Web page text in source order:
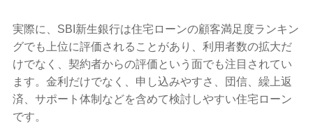
実際に、SBI新生銀行は住宅ローンの顧客満足度ランキン
グでも上位に評価されることがあり、利用者数の拡大だ
けでなく、契約者からの評価という面でも注目されてい
ます。金利だけでなく、申し込みやすさ、団信、繰上返
済、サポート体制などを含めて検討しやすい住宅ローン
です。